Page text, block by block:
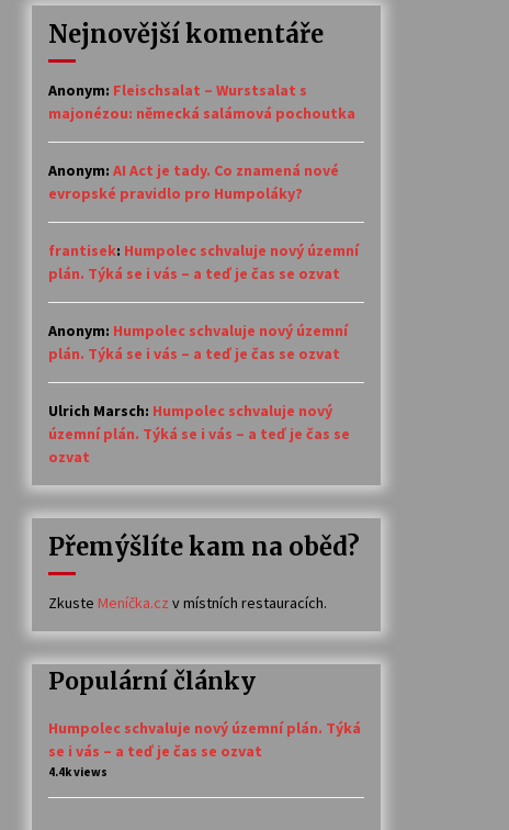
30. 6. 2026
Nejnovější komentáře
Anonym: Fleischsalat – Wurstsalat s
majonézou: německá salámová pochoutka
Anonym: AI Act je tady. Co znamená nové
evropské pravidlo pro Humpoláky?
frantisek: Humpolec schvaluje nový územní
plán. Týká se i vás – a teď je čas se ozvat
Anonym: Humpolec schvaluje nový územní
plán. Týká se i vás – a teď je čas se ozvat
Ulrich Marsch: Humpolec schvaluje nový
územní plán. Týká se i vás – a teď je čas se
ozvat
Přemýšlíte kam na oběd?
Zkuste Meníčka.cz v místních restauracích.
Populární články
Humpolec schvaluje nový územní plán. Týká
se i vás – a teď je čas se ozvat
4.4k views